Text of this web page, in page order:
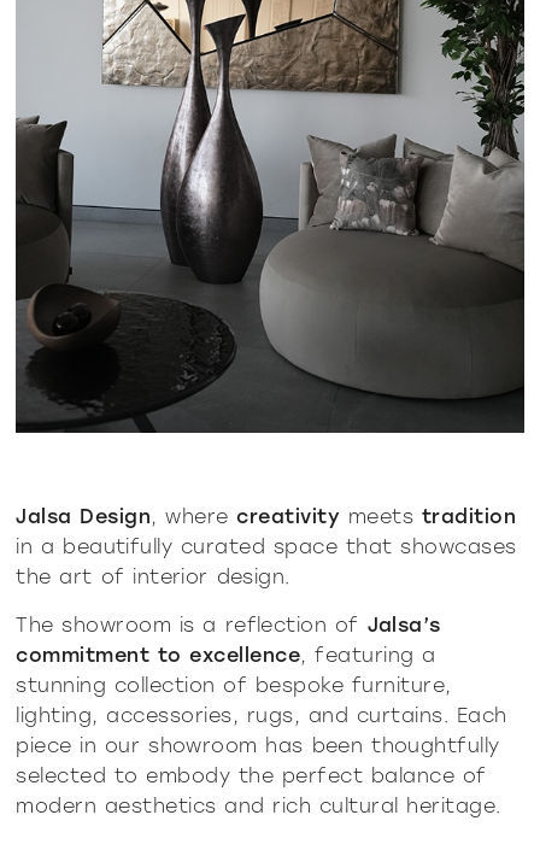
Jalsa Design, wherecreativity meets tradition
in a beautifully curated space that showcases
the art of interior design.
The showroom is a reflection of Jalsa’s
commitment to excellence, featuring a
stunning collection of bespoke furniture,
lighting, accessories, rugs, and curtains. Each
piece in our showroom has been thoughtfully
selected to embody the perfect balance of
modern aesthetics and rich cultural heritage.